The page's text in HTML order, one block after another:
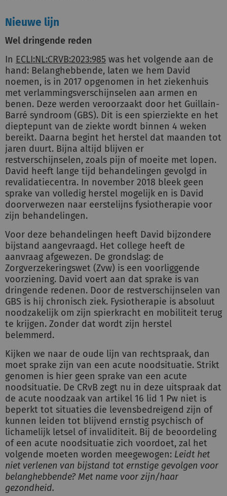
Nieuwe lijn
Wel dringende reden
In ECLI:NL:CRVB:2023:985 was het volgende aan de
hand: Belanghebbende, laten we hem David
noemen, is in 2017 opgenomen in het ziekenhuis
met verlammingsverschijnselen aan armen en
benen. Deze werden veroorzaakt door het Guillain-
Barré syndroom (GBS). Dit is een spierziekte en het
dieptepunt van de ziekte wordt binnen 4 weken
bereikt. Daarna begint het herstel dat maanden tot
jaren duurt. Bijna altijd blijven er
restverschijnselen, zoals pijn of moeite met lopen.
David heeft lange tijd behandelingen gevolgd in
revalidatiecentra. In november 2018 bleek geen
sprake van volledig herstel mogelijk en is David
doorverwezen naar eerstelijns fysiotherapie voor
zijn behandelingen.
Voor deze behandelingen heeft David bijzondere
bijstand aangevraagd. Het college heeft de
aanvraag afgewezen. De grondslag: de
Zorgverzekeringswet (Zvw) is een voorliggende
voorziening. David voert aan dat sprake is van
dringende redenen. Door de restverschijnselen van
GBS is hij chronisch ziek. Fysiotherapie is absoluut
noodzakelijk om zijn spierkracht en mobiliteit terug
te krijgen. Zonder dat wordt zijn herstel
belemmerd.
Kijken we naar de oude lijn van rechtspraak, dan
moet sprake zijn van een acute noodsituatie. Strikt
genomen is hier geen sprake van een acute
noodsituatie. De CRvB zegt nu in deze uitspraak dat
de acute noodzaak van artikel 16 lid 1 Pw niet is
beperkt tot situaties die levensbedreigend zijn of
kunnen leiden tot blijvend ernstig psychisch of
lichamelijk letsel of invaliditeit. Bij de beoordeling
of een acute noodsituatie zich voordoet, zal het
volgende moeten worden meegewogen: Leidt het
niet verlenen van bijstand tot ernstige gevolgen voor
belanghebbende? Met name voor zijn/haar
gezondheid.